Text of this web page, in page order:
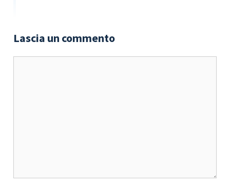
Lascia un commento